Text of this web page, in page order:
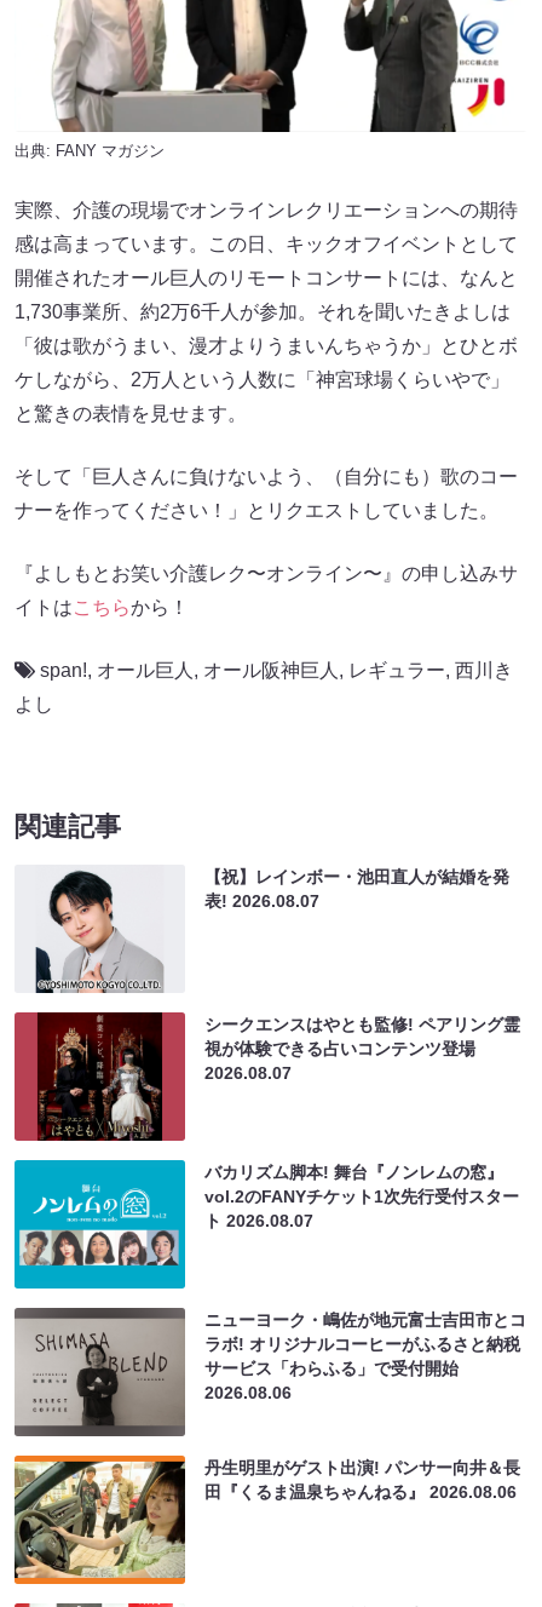
出典: FANY マガジン
実際、介護の現場でオンラインレクリエーションへの期待
感は高まっています。この日、キックオフイベントとして
開催されたオール巨人のリモートコンサートには、なんと
1,730事業所、約2万6千人が参加。それを聞いたきよしは
「彼は歌がうまい、漫才よりうまいんちゃうか」とひとボ
ケしながら、2万人という人数に「神宮球場くらいやで」
と驚きの表情を見せます。
そして「巨人さんに負けないよう、（自分にも）歌のコー
ナーを作ってください！」とリクエストしていました。
『よしもとお笑い介護レク〜オンライン〜』の申し込みサ
イトはこちらから！
span!, オール巨人 , オール阪神巨⼈ , レギュラー, 西川き
よし
関連記事
【祝】レインボー・池田直人が結婚を発
表!2026.08.07
シークエンスはやとも監修! ペアリング霊
視が体験できる占いコンテンツ登場
2026.08.07
バカリズム脚本! 舞台『ノンレムの窓』
vol.2のFANYチケット1次先行受付スター
ト2026.08.07
ニューヨーク・嶋佐が地元富士吉田市とコ
ラボ! オリジナルコーヒーがふるさと納税
サービス「わらふる」で受付開始
2026.08.06
丹生明里がゲスト出演! パンサー向井＆長
田『くるま温泉ちゃんねる』2026.08.06